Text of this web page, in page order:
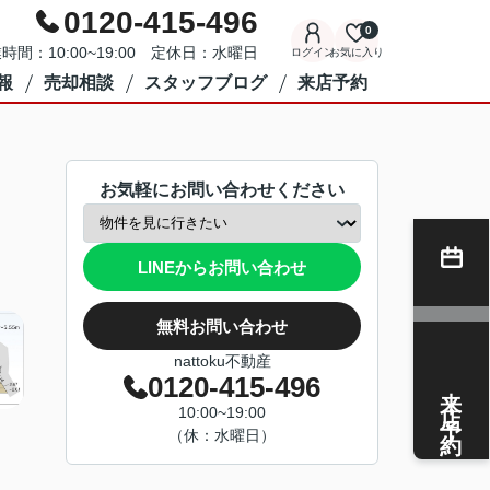
0120-415-496
間：10:00~19:00 定休日：水曜日 ログインお気に入り
0
売却相談 スタッフブログ 来店予約
お気軽にお問い合わせください
LINEからお問い合わせ
無料お問い合わせ
nattoku不動産
0120-415-496
10:00~19:00
（休：水曜日）
来店予約